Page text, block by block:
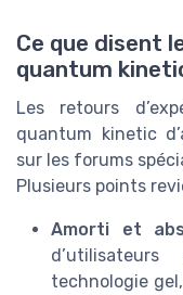
Ce que disent
quantum
Les retours
quantum kinetic
sur les forums
Plusieurs points
Amorti et
technologie